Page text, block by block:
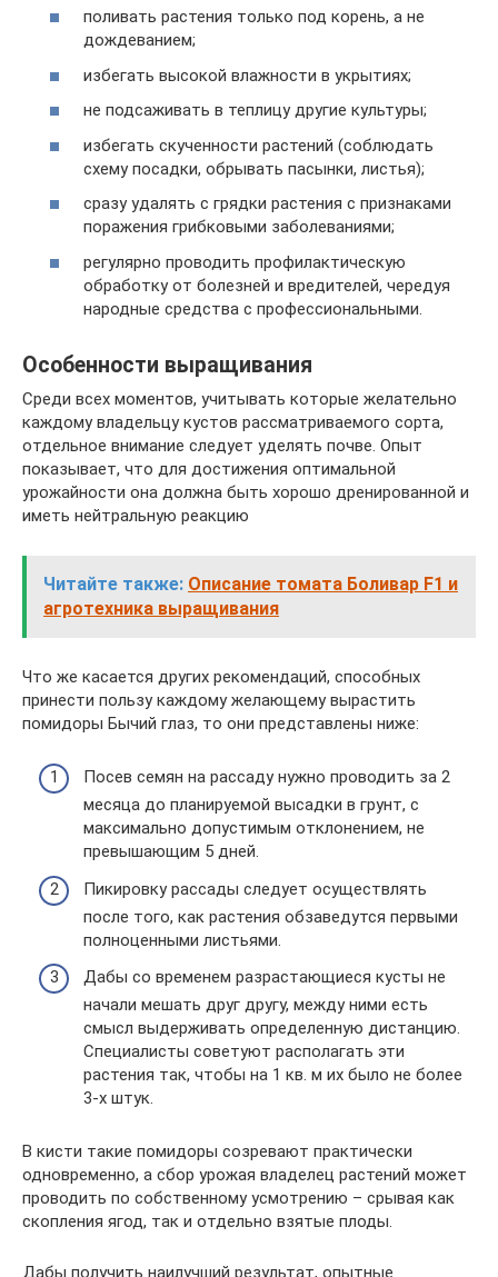
поливать растения только под корень, а не
дождеванием;
избегать высокой влажности в укрытиях;
не подсаживать в теплицу другие культуры;
избегать скученности растений (соблюдать
схему посадки, обрывать пасынки, листья);
сразу удалять с грядки растения с признаками
поражения грибковыми заболеваниями;
регулярно проводить профилактическую
обработку от болезней и вредителей, чередуя
народные средства с профессиональными.
Особенности выращивания
Среди всех моментов, учитывать которые желательно
каждому владельцу кустов рассматриваемого сорта,
отдельное внимание следует уделять почве. Опыт
показывает, что для достижения оптимальной
урожайности она должна быть хорошо дренированной и
иметь нейтральную реакцию
Читайте также: Описание томата Боливар F1 и
агротехника выращивания
Что же касается других рекомендаций, способных
принести пользу каждому желающему вырастить
помидоры Бычий глаз, то они представлены ниже:
Посев семян на рассаду нужно проводить за 2
месяца до планируемой высадки в грунт, с
максимально допустимым отклонением, не
превышающим 5 дней.
Пикировку рассады следует осуществлять
после того, как растения обзаведутся первыми
полноценными листьями.
Дабы со временем разрастающиеся кусты не
начали мешать друг другу, между ними есть
смысл выдерживать определенную дистанцию.
Специалисты советуют располагать эти
растения так, чтобы на 1 кв. м их было не более
3-х штук.
В кисти такие помидоры созревают практически
одновременно, а сбор урожая владелец растений может
проводить по собственному усмотрению – срывая как
скопления ягод, так и отдельно взятые плоды.
Дабы получить наилучший результат, опытные